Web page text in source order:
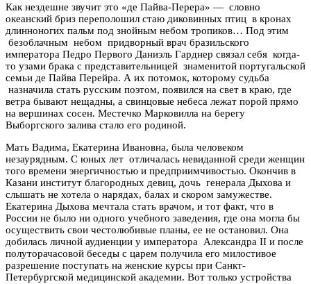
Как нездешне звучит это «де Пайва-Перера» — словно
океанский бриз переполошил стаю диковинных птиц в кронах
длинноногих пальм под знойным небом тропиков… Под этим
безоблачным небом придворный врач бразильского
императора Педро Первого Даниэль Гарднер связал себя когда-
то узами брака с представительницей знаменитой португальской
семьи де Пайва Перейра. А их потомок, которому судьба
назначила стать русским поэтом, появился на свет в краю, где
ветра бывают нещадны, а свинцовые небеса лежат порой прямо
на вершинах сосен. Местечко Марковилла на берегу
Выборгского залива стало его родиной.
Мать Вадима, Екатерина Ивановна, была человеком
незаурядным. С юных лет отличалась невиданной среди женщин
того времени энергичностью и предприимчивостью. Окончив в
Казани институт благородных девиц, дочь генерала Дыхова и
слышать не хотела о нарядах, балах и скором замужестве.
Екатерина Дыхова мечтала стать врачом, и тот факт, что в
России не было ни одного учебного заведения, где она могла бы
осуществить свои честолюбивые планы, ее не остановил. Она
добилась личной аудиенции у императора Александра II и после
полуторачасовой беседы с царем получила его милостивое
разрешение поступать на женские курсы при Санкт-
Петербургской медицинской академии. Вот только устройства